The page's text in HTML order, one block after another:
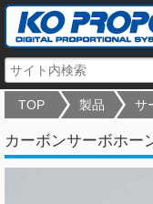
TOP 製品 サ
カーボンサーボホー